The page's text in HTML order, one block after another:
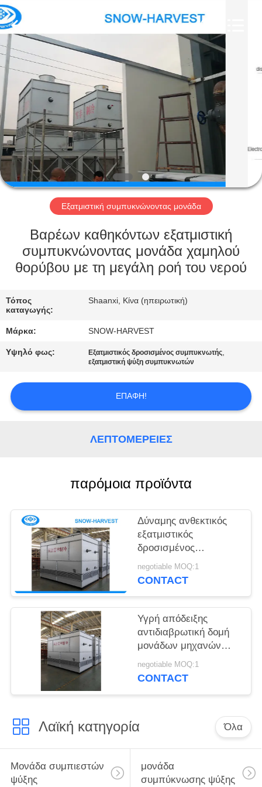
ΣΠΊΤΙ
ΠΡΟΪΌΝΤΑ
ΠΕΡΊΠΟΥ
ΕΜΕΊΣ
ΓΎΡΟΣ
ΕΡΓΟΣΤΑΣΊΩΝ
ΠΟΙΟΤΙΚΌΣ
ΈΛΕΓΧΟΣ
ΜΑΣ
ΕΛΆΤΕ
ΕΠΑΦΉ
ΜΕ
ΕΙΔΉΣΕΙΣ
ΑΠΌΣΠΑΣΜΑ
SITEMAP
PRIVACY
POLICY
Xuefeng
Refrigeration
Engineering
Co.
Ltd..
Rights
Reserved.
Εξατμιστική συμπυκνώνοντας μονάδα
Βαρέων καθηκόντων εξατμιστική
συμπυκνώνοντας μονάδα χαμηλού
θορύβου με τη μεγάλη ροή του νερού
Τόπος
καταγωγής:
Shaanxi, Κίνα (ηπειρωτική)
Μάρκα: SNOW-HARVEST
Υψηλό φως: Εξατμιστικός δροσισμένος συμπυκνωτής,
εξατμιστική ψύξη συμπυκνωτών
ΕΠΑΦΉ!
ΛΕΠΤΟΜΈΡΕΙΕΣ
παρόμοια προϊόντα
Δύναμης ανθεκτικός
εξατμιστικός
δροσισμένος
συμπυκνωτής
μονάδων
συμπυκνώνοντας
negotiable MOQ:1
CONTACT
Υγρή απόδειξης
αντιδιαβρωτική δομή
μονάδων μηχανών
εξατμιστική
συμπυκνώνοντας
negotiable MOQ:1
CONTACT
Λαϊκή κατηγορία Όλα
Μονάδα συμπιεστών
ψύξης
μονάδα
συμπύκνωσης ψύξης